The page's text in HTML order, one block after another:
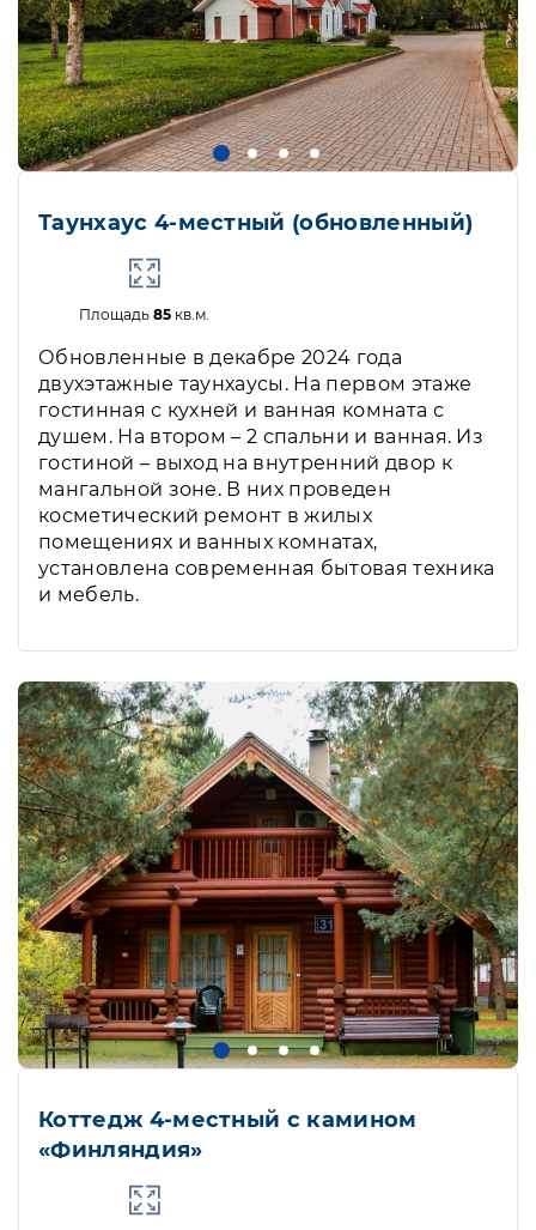
Таунхаус 4-местный (обновленный)
Площадь85 кв.м.
Обновленные в декабре 2024 года
двухэтажные таунхаусы. На первом этаже
гостинная с кухней и ванная комната с
душем. На втором – 2 спальни и ванная. Из
гостиной – выход на внутренний двор к
мангальной зоне. В них проведен
косметический ремонт в жилых
помещениях и ванных комнатах,
установлена современная бытовая техника
и мебель.
Коттедж 4-местный с камином
«Финляндия»